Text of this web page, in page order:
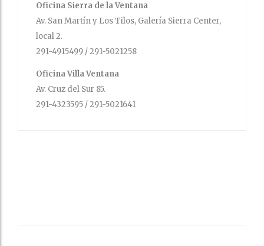
Oficina Sierra de la Ventana
Av. San Martín y Los Tilos, Galería Sierra Center,
local 2.
291-4915499 / 291-5021258
Oficina Villa Ventana
Av. Cruz del Sur 85.
291-4323595 / 291-5021641